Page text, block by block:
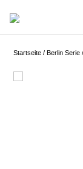
content
Startseite / Berlin Serie